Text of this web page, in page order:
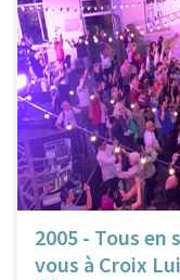
2005 - Tous
vous à Croix